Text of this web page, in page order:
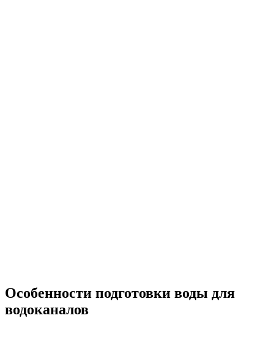
Особенности подготовки воды для
водоканалов